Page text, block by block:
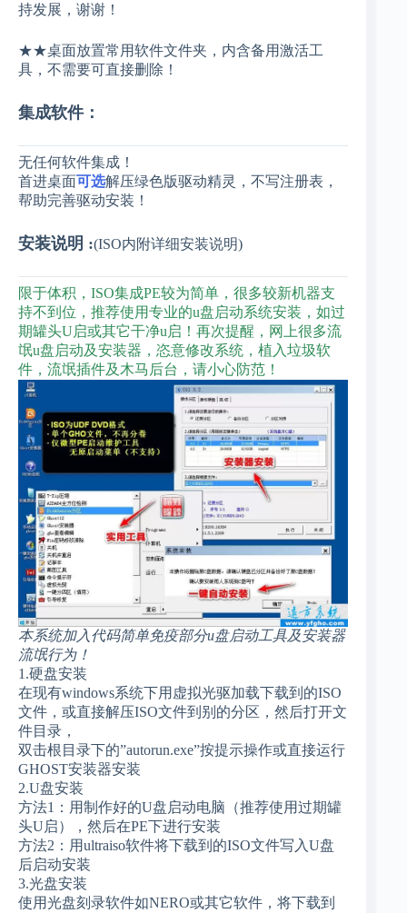
持发展，谢谢！
★★桌面放置常用软件文件夹，内含备用激活工
具，不需要可直接删除！
集成软件：
无任何软件集成！
首进桌面可选解压绿色版驱动精灵 ，不写注册表 ，
帮助完善驱动安装！
安装说明 :(ISO内附详细安装说明)
限于体积，ISO集成PE较为简单，很多较新机器支
持不到位，推荐使用专业的u盘启动系统安装，如过
期罐头U启或其它干净u启！再次提醒，网上很多流
氓u盘启动及安装器，恣意修改系统，植入垃圾软
件，流氓插件及木马后台，请小心防范！
本系统加入代码简单免疫部分u盘启动工具及安装器
流氓行为！
1.硬盘安装
在现有windows系统下用虚拟光驱加载下载到的ISO
文件，或直接解压ISO文件到别的分区，然后打开文
件目录，
双击根目录下的”autorun.exe”按提示操作或直接运行
GHOST安装器安装
2.U盘安装
方法1：用制作好的U盘启动电脑（推荐使用过期罐
头U启），然后在PE下进行安装
方法2：用ultraiso软件将下载到的ISO文件写入U盘
后启动安装
3.光盘安装
使用光盘刻录软件如NERO或其它软件，将下载到